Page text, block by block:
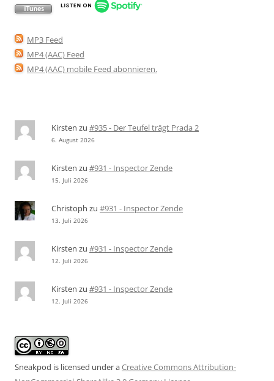
MP3 Feed
MP4 (AAC) Feed
MP4 (AAC) mobile Feed abonnieren.
Kirsten zu #935 - Der Teufel trägt Prada 2
6. August 2026
Kirsten zu #931 - Inspector Zende
15. Juli 2026
Christoph zu #931 - Inspector Zende
13. Juli 2026
Kirsten zu #931 - Inspector Zende
12. Juli 2026
Kirsten zu #931 - Inspector Zende
12. Juli 2026
Sneakpod is licensed under aCreative Commons Attribution-